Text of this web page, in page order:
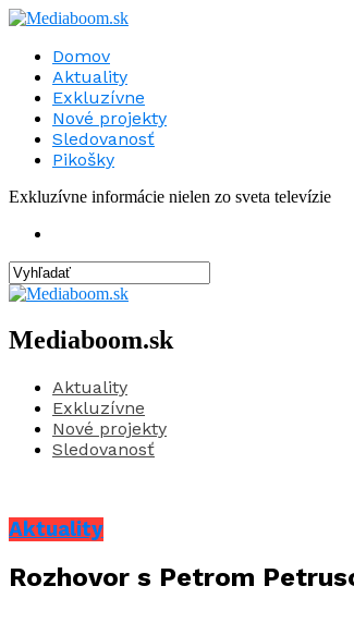
Domov
Aktuality
Exkluzívne
Nové projekty
Sledovanosť
Pikošky
Exkluzívne informácie nielen zo sveta televízie
Mediaboom.sk
Aktuality
Exkluzívne
Nové projekty
Sledovanosť
Aktuality
Rozhovor s Petrom